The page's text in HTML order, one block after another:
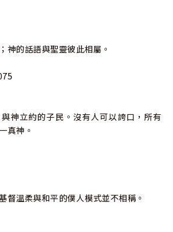
神的話語與聖靈彼此相屬。
神立約的子民。沒有人可以誇口，所有
真神。
督溫柔與和平的僕人模式並不相稱。